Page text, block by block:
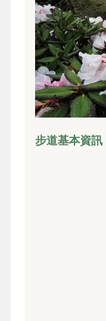
步道基本資訊